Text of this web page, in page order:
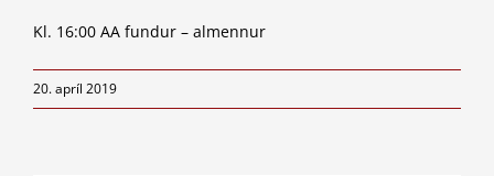
Kl. 16:00 AA fundur – almennur
20. apríl 2019